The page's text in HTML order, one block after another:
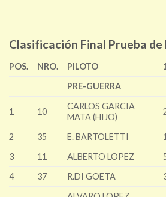
Clasificación Final Prueba de
POS. NRO. PILOTO
PRE-GUERRA
1 10
CARLOS GARCIA
MATA (HIJO)
2 35 E. BARTOLETTI 1
3
11 ALBERTO LOPEZ
4
37 R.DI GOETA